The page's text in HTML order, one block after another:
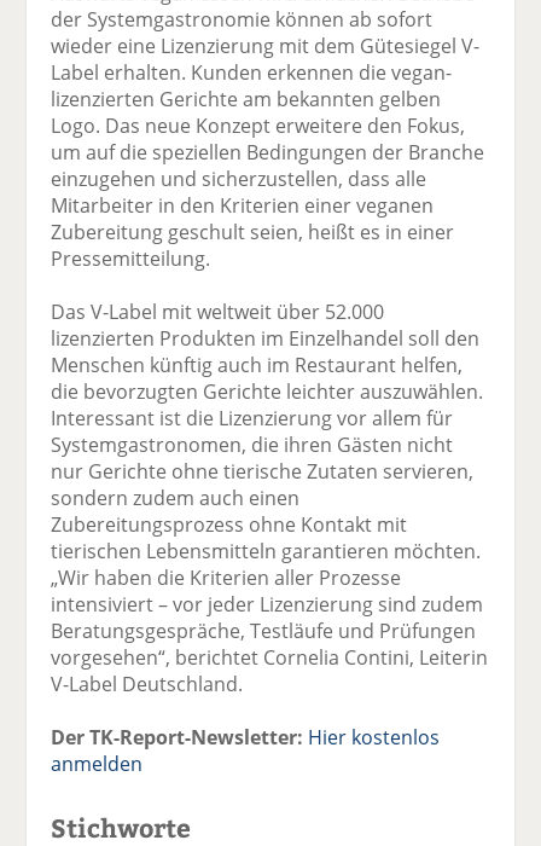
der Systemgastronomie können ab sofort
wieder eine Lizenzierung mit dem Gütesiegel V-
Label erhalten. Kunden erkennen die vegan-
lizenzierten Gerichte am bekannten gelben
Logo. Das neue Konzept erweitere den Fokus,
um auf die speziellen Bedingungen der Branche
einzugehen und sicherzustellen, dass alle
Mitarbeiter in den Kriterien einer veganen
Zubereitung geschult seien, heißt es in einer
Pressemitteilung.
Das V-Label mit weltweit über 52.000
lizenzierten Produkten im Einzelhandel soll den
Menschen künftig auch im Restaurant helfen,
die bevorzugten Gerichte leichter auszuwählen.
Interessant ist die Lizenzierung vor allem für
Systemgastronomen, die ihren Gästen nicht
nur Gerichte ohne tierische Zutaten servieren,
sondern zudem auch einen
Zubereitungsprozess ohne Kontakt mit
tierischen Lebensmitteln garantieren möchten.
„Wir haben die Kriterien aller Prozesse
intensiviert – vor jeder Lizenzierung sind zudem
Beratungsgespräche, Testläufe und Prüfungen
vorgesehen“, berichtet Cornelia Contini, Leiterin
V-Label Deutschland.
Der TK-Report-Newsletter: Hier kostenlos
anmelden
Stichworte